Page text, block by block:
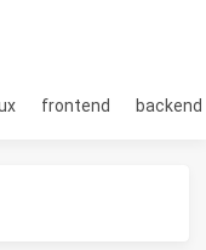
frontend backend